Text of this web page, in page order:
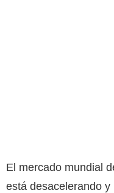
El mercado mundial
está desacelerando